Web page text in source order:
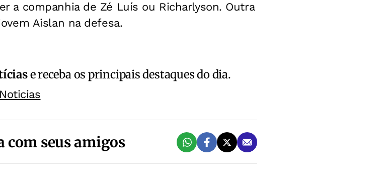
a companhia de Zé Luís ou Richarlyson. Outra
Aislan na defesa.
e receba os principais destaques do dia.
com seus amigos